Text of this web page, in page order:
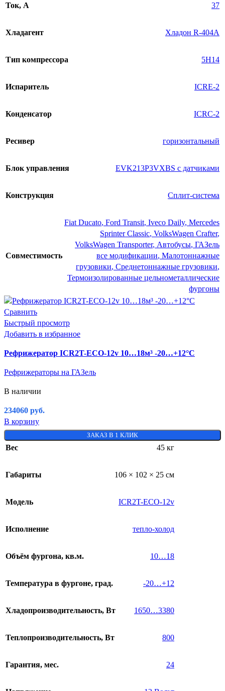
Ток, А 37
Хладагент Хладон R-404A
Тип компрессора 5H14
Испаритель ICRE-2
Конденсатор ICRC-2
Ресивер горизонтальный
Блок управления EVK213P3VXBS с датчиками
Конструкция Сплит-система
Совместимость
Fiat Ducato, Ford Transit, Iveco Daily, Mercedes
Sprinter Classic, VolksWagen Crafter,
VolksWagen Transporter, Автобусы, ГАЗель
все модификации, Малотоннажные
грузовики, Среднетоннажные грузовики,
Термоизолированные цельнометаллические
фургоны
Сравнить
Быстрый просмотр
Добавить в избранное
Рефрижератор ICR2T-ECO-12v 10…18м³ -20…+12°C
Рефрижераторы на ГАЗель
В наличии
234060 руб.
В корзину
ЗАКАЗ В 1 КЛИК
Вес 45 кг
Габариты 106 × 102 × 25 см
Модель ICR2T-ECO-12v
Исполнение тепло-холод
Объём фургона, кв.м. 10…18
Температура в фургоне, град. -20…+12
Хладопроизводительность, Вт 1650…3380
Теплопроизводительность, Вт 800
Гарантия, мес. 24